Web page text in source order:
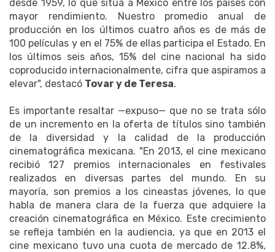
desde 1959, lo que sitúa a México entre los países con
mayor rendimiento. Nuestro promedio anual de
producción en los últimos cuatro años es de más de
100 películas y en el 75% de ellas participa el Estado. En
los últimos seis años, 15% del cine nacional ha sido
coproducido internacionalmente, cifra que aspiramos a
elevar", destacó Tovar y de Teresa.
Es importante resaltar —expuso— que no se trata sólo
de un incremento en la oferta de títulos sino también
de la diversidad y la calidad de la producción
cinematográfica mexicana. "En 2013, el cine mexicano
recibió 127 premios internacionales en festivales
realizados en diversas partes del mundo. En su
mayoría, son premios a los cineastas jóvenes, lo que
habla de manera clara de la fuerza que adquiere la
creación cinematográfica en México. Este crecimiento
se refleja también en la audiencia, ya que en 2013 el
cine mexicano tuvo una cuota de mercado de 12.8%,